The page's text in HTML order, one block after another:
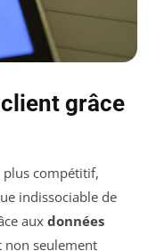
grâce
plus compétitif,
indissociable de
aux données
non seulement